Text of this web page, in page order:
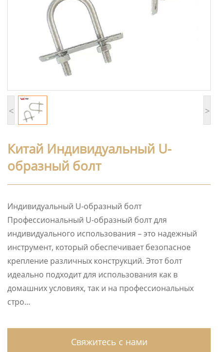
< >
Китай Индивидуальный U-
образный болт
Индивидуальный U-образный болт
Профессиональный U-образный болт для
индивидуального использования – это надежный
инструмент, который обеспечивает безопасное
крепление различных конструкций. Этот болт
идеально подходит для использования как в
домашних условиях, так и на профессиональных
стро...
Свяжитесь с нами